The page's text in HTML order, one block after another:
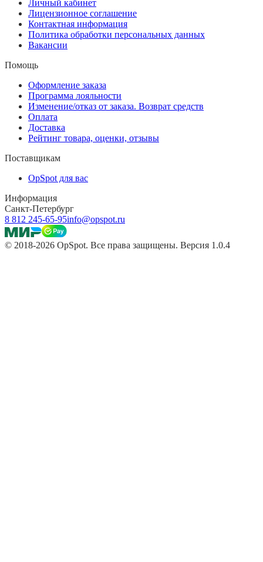
Личный кабинет
Лицензионное соглашение
Контактная информация
Политика обработки персональных данных
Вакансии
Помощь
Оформление заказа
Программа лояльности
Изменение/отказ от заказа. Возврат средств
Оплата
Доставка
Рейтинг товара, оценки, отзывы
Поставщикам
OpSpot для вас
Информация
Санкт-Петербург
8 812 245-65-95info@opspot.ru
© 2018-2026 OpSpot. Все права защищены. Версия 1.0.4